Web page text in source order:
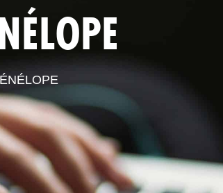
ACTUALITÉS
LES PROFESSIONNELS